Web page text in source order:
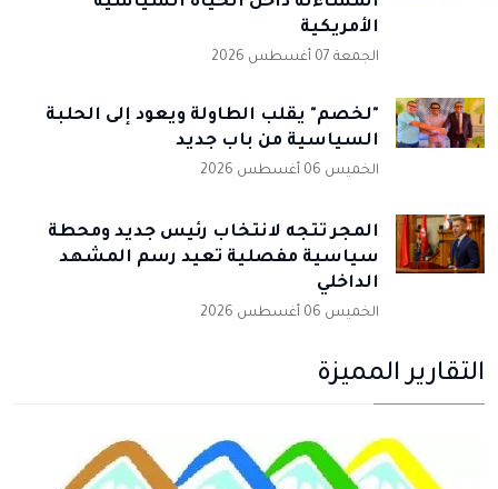
الأمريكية
الجمعة 07 أغسطس 2026
"لخصم" يقلب الطاولة ويعود إلى الحلبة
السياسية من باب جديد
الخميس 06 أغسطس 2026
المجر تتجه لانتخاب رئيس جديد ومحطة
سياسية مفصلية تعيد رسم المشهد
الداخلي
الخميس 06 أغسطس 2026
التقارير المميزة